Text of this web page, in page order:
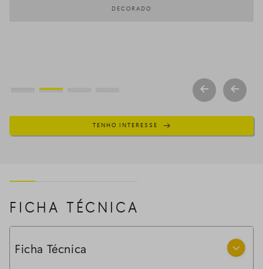
DECORADO
TENHO INTERESSE
FICHA TÉCNICA
Ficha Técnica